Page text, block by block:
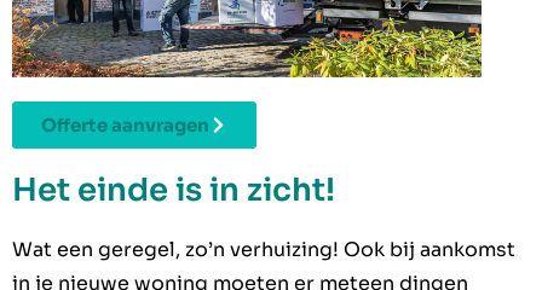
Offerte aanvragen
Het einde is in zicht!
Wat een geregel, zo’n verhuizing! Ook bij aankomst
in je nieuwe woning moeten er meteen dingen